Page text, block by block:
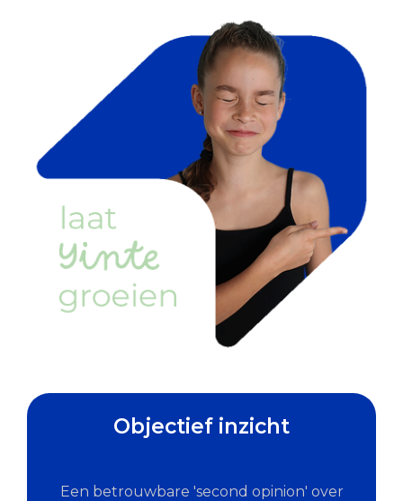
leerlingen.
Objectief inzicht
Een betrouwbare 'second opinion' over